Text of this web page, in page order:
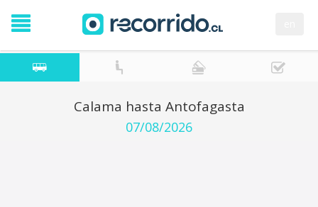
Calama hasta Antofagasta
07/08/2026